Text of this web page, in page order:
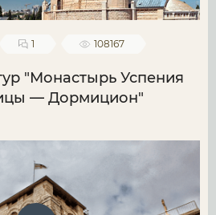
1 108167
"Монастырь Успения
— Дормицион"